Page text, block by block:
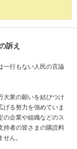
訴え
一行もない人民の言論
大衆の願いを結びつけ
げる努力を強めていま
の企業や組織などのス
持者の皆さまの購読料
ん。